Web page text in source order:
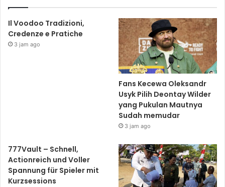
Il Voodoo Tradizioni,
Credenze e Pratiche
3 jam ago
Fans Kecewa Oleksandr
Usyk Pilih Deontay Wilder
yang Pukulan Mautnya
Sudah memudar
3 jam ago
777Vault – Schnell,
Actionreich und Voller
Spannung für Spieler mit
Kurzsessions